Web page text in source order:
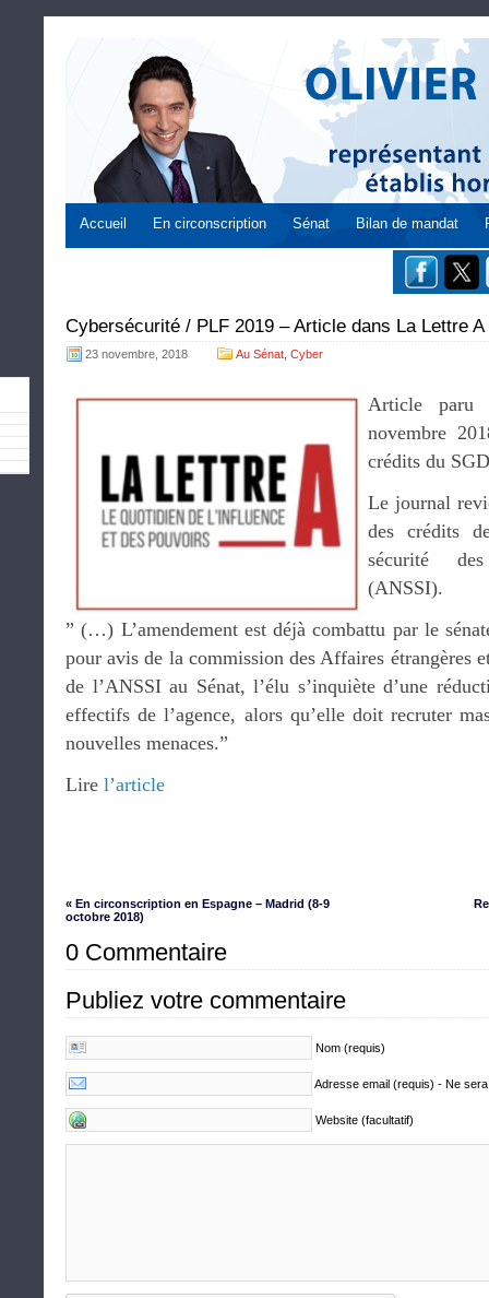
Accueil En circonscription Sénat Bilan de mandat
Cybersécurité / PLF 2019 – Article dans La Lettre A
23 novembre, 2018 Au Sénat Cyber
Article
novembre
crédits du
Le journal
des crédits
sécurité
(ANSSI).
” (…) L’amendement est déjà combattu par le
pour avis de la commission des Affaires étrangères
de l’ANSSI au Sénat, l’élu s’inquiète d’une
effectifs de l’agence, alors qu’elle doit recruter
nouvelles menaces.”
Lire l’article
« En circonscription en Espagne – Madrid (8-9
octobre 2018)
0 Commentaire
Publiez votre commentaire
Nom (requis)
Adresse email (requis) - Ne
Website (facultatif)